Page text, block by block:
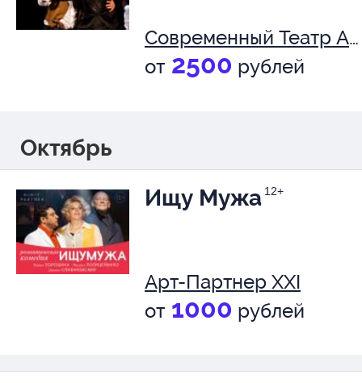
Современный Театр Антрепризы
от 2500 рублей
Октябрь
Ищу Мужа 12+
Арт-Партнер XXI
от 1000 рублей